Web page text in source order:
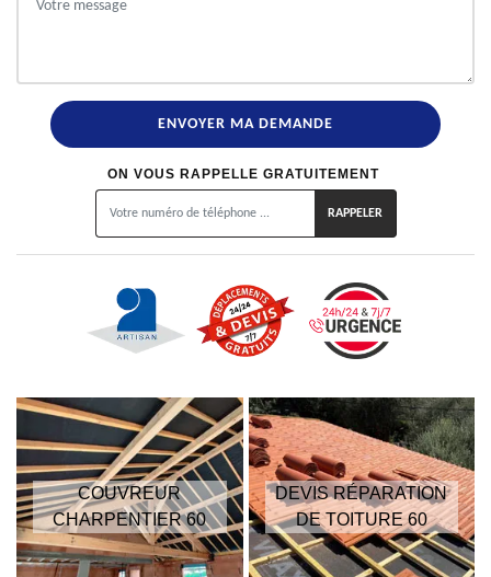
ON VOUS RAPPELLE GRATUITEMENT
COUVREUR
CHARPENTIER 60
DEVIS RÉPARATION
DE TOITURE 60